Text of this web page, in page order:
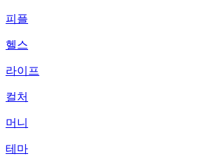
피플
헬스
라이프
컬처
머니
테마